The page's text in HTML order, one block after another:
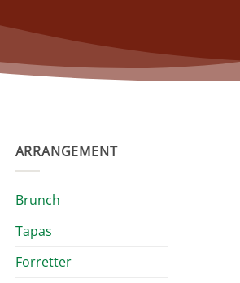
ARRANGEMENT
Brunch
Tapas
Forretter